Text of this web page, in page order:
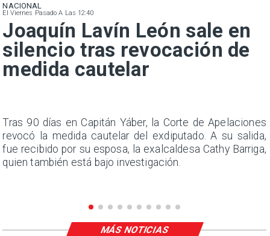
NACIONAL
El Viernes Pasado A Las 12:40
Joaquín Lavín León sale en
silencio tras revocación de
medida cautelar
Tras 90 días en Capitán Yáber, la Corte de Apelaciones
revocó la medida cautelar del exdiputado. A su salida,
fue recibido por su esposa, la exalcaldesa Cathy Barriga,
quien también está bajo investigación.
MÁS NOTICIAS